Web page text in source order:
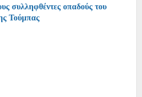
συλληφθέντες οπαδούς του
Τούμπας